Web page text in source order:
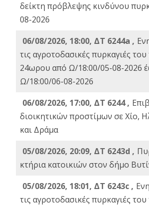
δείκτη πρόβλεψης κινδύνου
08-2026
06/08/2026, 18:00, ΔΤ 6244a ,
τις αγροτοδασικές πυρκαγιές του
24ωρου από Ω/18:00/05-08-2026
Ω/18:00/06-08-2026
06/08/2026, 17:00, ΔΤ 6244 ,
διοικητικών προστίμων σε Χίο,
και Δράμα
05/08/2026, 20:09, ΔΤ 6243d ,
κτήρια κατοικιών στον δήμο
05/08/2026, 18:01, ΔΤ 6243c ,
τις αγροτοδασικές πυρκαγιές του